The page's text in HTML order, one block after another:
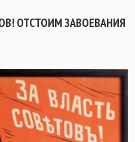
ОТСТОИМ ЗАВОЕВАНИЯ